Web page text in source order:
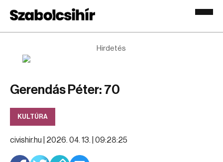
Hirdetés
Gerendás Péter: 70
KULTÚRA
civishir.hu | 2026. 04. 13. | 09:28:25